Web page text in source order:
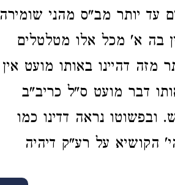
עד יותר מב"ס מהני שומירה
בה א' מכל אלו מטלטלים
דהיינו באותו מועט אין
דבר מועט ס"ל כריב"ב
ובפשוטו נראה דדינו כמו
הקושיא על רע"ק דיהיה